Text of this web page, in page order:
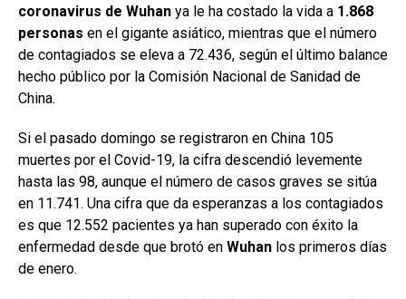
coronavirus de Wuhan ya le ha costado la vida a 1.868
personas en el gigante asiático, mientras que el número
de contagiados se eleva a 72.436, según el último balance
hecho público por la Comisión Nacional de Sanidad de
China.
Si el pasado domingo se registraron en China 105
muertes por el Covid-19, la cifra descendió levemente
hasta las 98, aunque el número de casos graves se sitúa
en 11.741. Una cifra que da esperanzas a los contagiados
es que 12.552 pacientes ya han superado con éxito la
enfermedad desde que brotó en Wuhan los primeros días
de enero.